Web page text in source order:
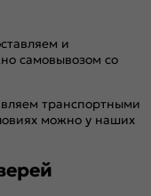
и
самовывозом со
транспортными
можно у наших